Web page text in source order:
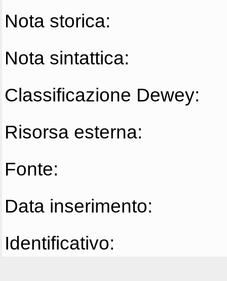
Nota storica:
Nota sintattica:
Classificazione Dewey:
Risorsa esterna:
Fonte:
Data inserimento:
Identificativo: